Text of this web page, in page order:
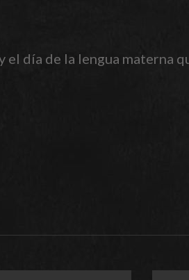
día de la lengua materna